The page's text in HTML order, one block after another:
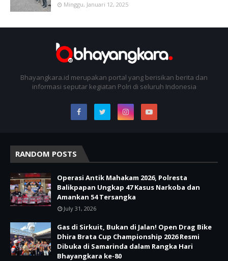
Minggu, Januari 12, 2025
Bhayangkara.id merupakan portal yang berisikan berita dan
informasi seputar kegiatan Polri di seluruh Indonesia
RANDOM POSTS
Operasi Antik Mahakam 2026, Polresta
Balikpapan Ungkap 47 Kasus Narkoba dan
Amankan 54 Tersangka
July 31, 2026
Gas di Sirkuit, Bukan di Jalan! Open Drag Bike
Dhira Brata Cup Championship 2026 Resmi
Dibuka di Samarinda dalam Rangka Hari
Bhayangkara ke-80